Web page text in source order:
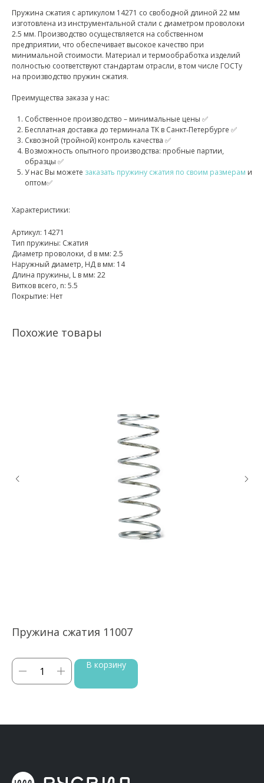
Пружина сжатия с артикулом 14271 со свободной длиной 22 мм
изготовлена из инструментальной стали с диаметром проволоки
2.5 мм. Производство осуществляется на собственном
предприятии, что обеспечивает высокое качество при
минимальной стоимости. Материал и термообработка изделий
полностью соответствуют стандартам отрасли, в том числе ГОСТу
на производство пружин сжатия.
Преимущества заказа у нас:
Собственное производство – минимальные цены ✅
Бесплатная доставка до терминала ТК в Санкт‑Петербурге ✅
Сквозной (тройной) контроль качества ✅
Возможность опытного производства: пробные партии,
образцы ✅
У нас Вы можете заказать пружину сжатия по своим размерам и
оптом✅
Характеристики:
Артикул: 14271
Тип пружины: Сжатия
Диаметр проволоки, d в мм: 2.5
Наружный диаметр, НД в мм: 14
Длина пружины, L в мм: 22
Витков всего, n: 5.5
Покрытие: Нет
Похожие товары
Пружина сжатия 11007
В корзину